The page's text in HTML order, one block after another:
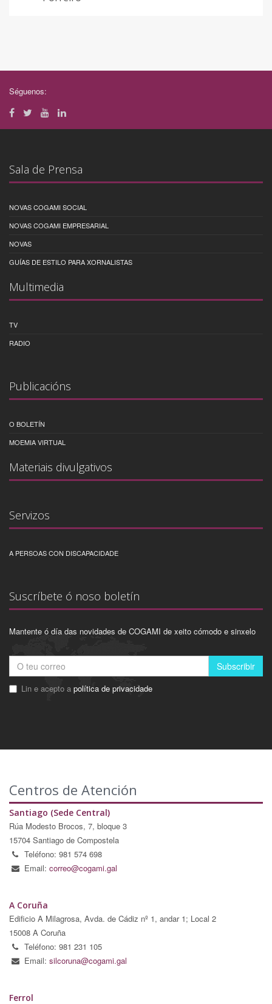
Séguenos:
Sala de Prensa
NOVAS COGAMI SOCIAL
NOVAS COGAMI EMPRESARIAL
NOVAS
GUÍAS DE ESTILO PARA XORNALISTAS
Multimedia
TV
RADIO
Publicacións
O BOLETÍN
MOEMIA VIRTUAL
Materiais divulgativos
Servizos
A PERSOAS CON DISCAPACIDADE
Suscríbete ó noso boletín
Mantente ó día das novidades de COGAMI de xeito cómodo e sinxelo
Subscribir
Lin e acepto a política de privacidade
Centros de Atención
Santiago (Sede Central)
Rúa Modesto Brocos, 7, bloque 3
15704 Santiago de Compostela
Teléfono: 981 574 698
Email: correo@cogami.gal
A Coruña
Edificio A Milagrosa, Avda. de Cádiz nº 1, andar 1; Local 2
15008 A Coruña
Teléfono: 981 231 105
Email: silcoruna@cogami.gal
Ferrol